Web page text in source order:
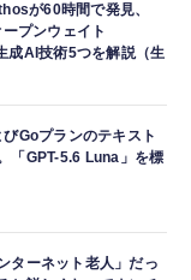
が60時間で発見、
プンウェイト
成AI技術5つを解説（生
Goプランのテキスト
「GPT-5.6 Luna」を標
ターネット老人」だっ